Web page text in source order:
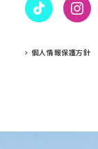
個人情報保護方針